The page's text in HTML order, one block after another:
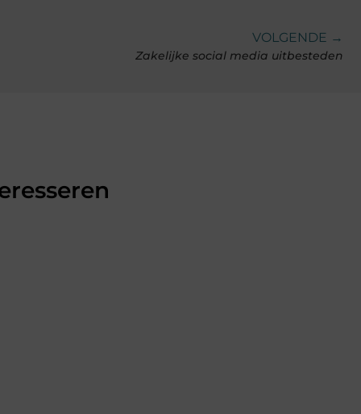
VOLGENDE →
Zakelijke social media uitbesteden